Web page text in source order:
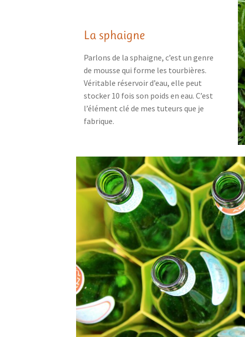
La sphaigne
Parlons de la sphaigne, c’est un genre
de mousse qui forme les tourbières.
Véritable réservoir d’eau, elle peut
stocker 10 fois son poids en eau. C’est
l’élément clé de mes tuteurs que je
fabrique.